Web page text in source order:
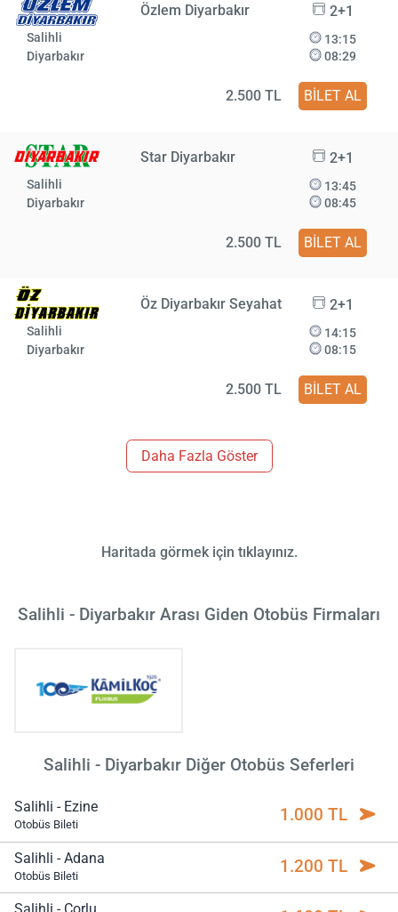
Özlem Diyarbakır 2+1
Salihli
Diyarbakır
13:15
08:29
2.500 TL BİLET AL
Star Diyarbakır 2+1
Salihli
Diyarbakır
13:45
08:45
2.500 TL BİLET AL
Öz Diyarbakır Seyahat 2+1
Salihli
Diyarbakır
14:15
08:15
2.500 TL BİLET AL
Daha Fazla Göster
Haritada görmek için tıklayınız.
Salihli - Diyarbakır Arası Giden Otobüs Firmaları
Salihli - Diyarbakır Diğer Otobüs Seferleri
Salihli - Ezine
Otobüs Bileti 1.000 TL
Salihli - Adana
Otobüs Bileti 1.200 TL